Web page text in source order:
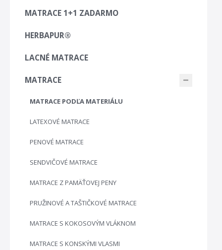
MATRACE 1+1 ZADARMO
HERBAPUR®
LACNÉ MATRACE
MATRACE
MATRACE PODĽA MATERIÁLU
LATEXOVÉ MATRACE
PENOVÉ MATRACE
SENDVIČOVÉ MATRACE
MATRACE Z PAMÄŤOVEJ PENY
PRUŽINOVÉ A TAŠTIČKOVÉ MATRACE
MATRACE S KOKOSOVÝM VLÁKNOM
MATRACE S KONSKÝMI VLASMI